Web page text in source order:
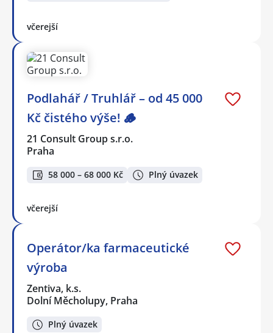
včerejší
Podlahář / Truhlář – od 45 000
Kč čistého výše! 🪵
21 Consult Group s.r.o.
Praha
58 000 – 68 000 Kč Plný úvazek
včerejší
Operátor/ka farmaceutické
výroba
Zentiva, k.s.
Dolní Měcholupy, Praha
Plný úvazek